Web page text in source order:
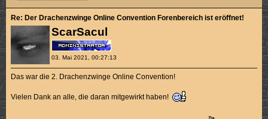
ScarSacul
03. Mai 2021, 00:27:13
Re: Der Drachenzwinge Online Convention Forenbereich ist eröffnet!
Das war die 2. Drachenzwinge Online Convention!
Vielen Dank an alle, die daran mitgewirkt haben!